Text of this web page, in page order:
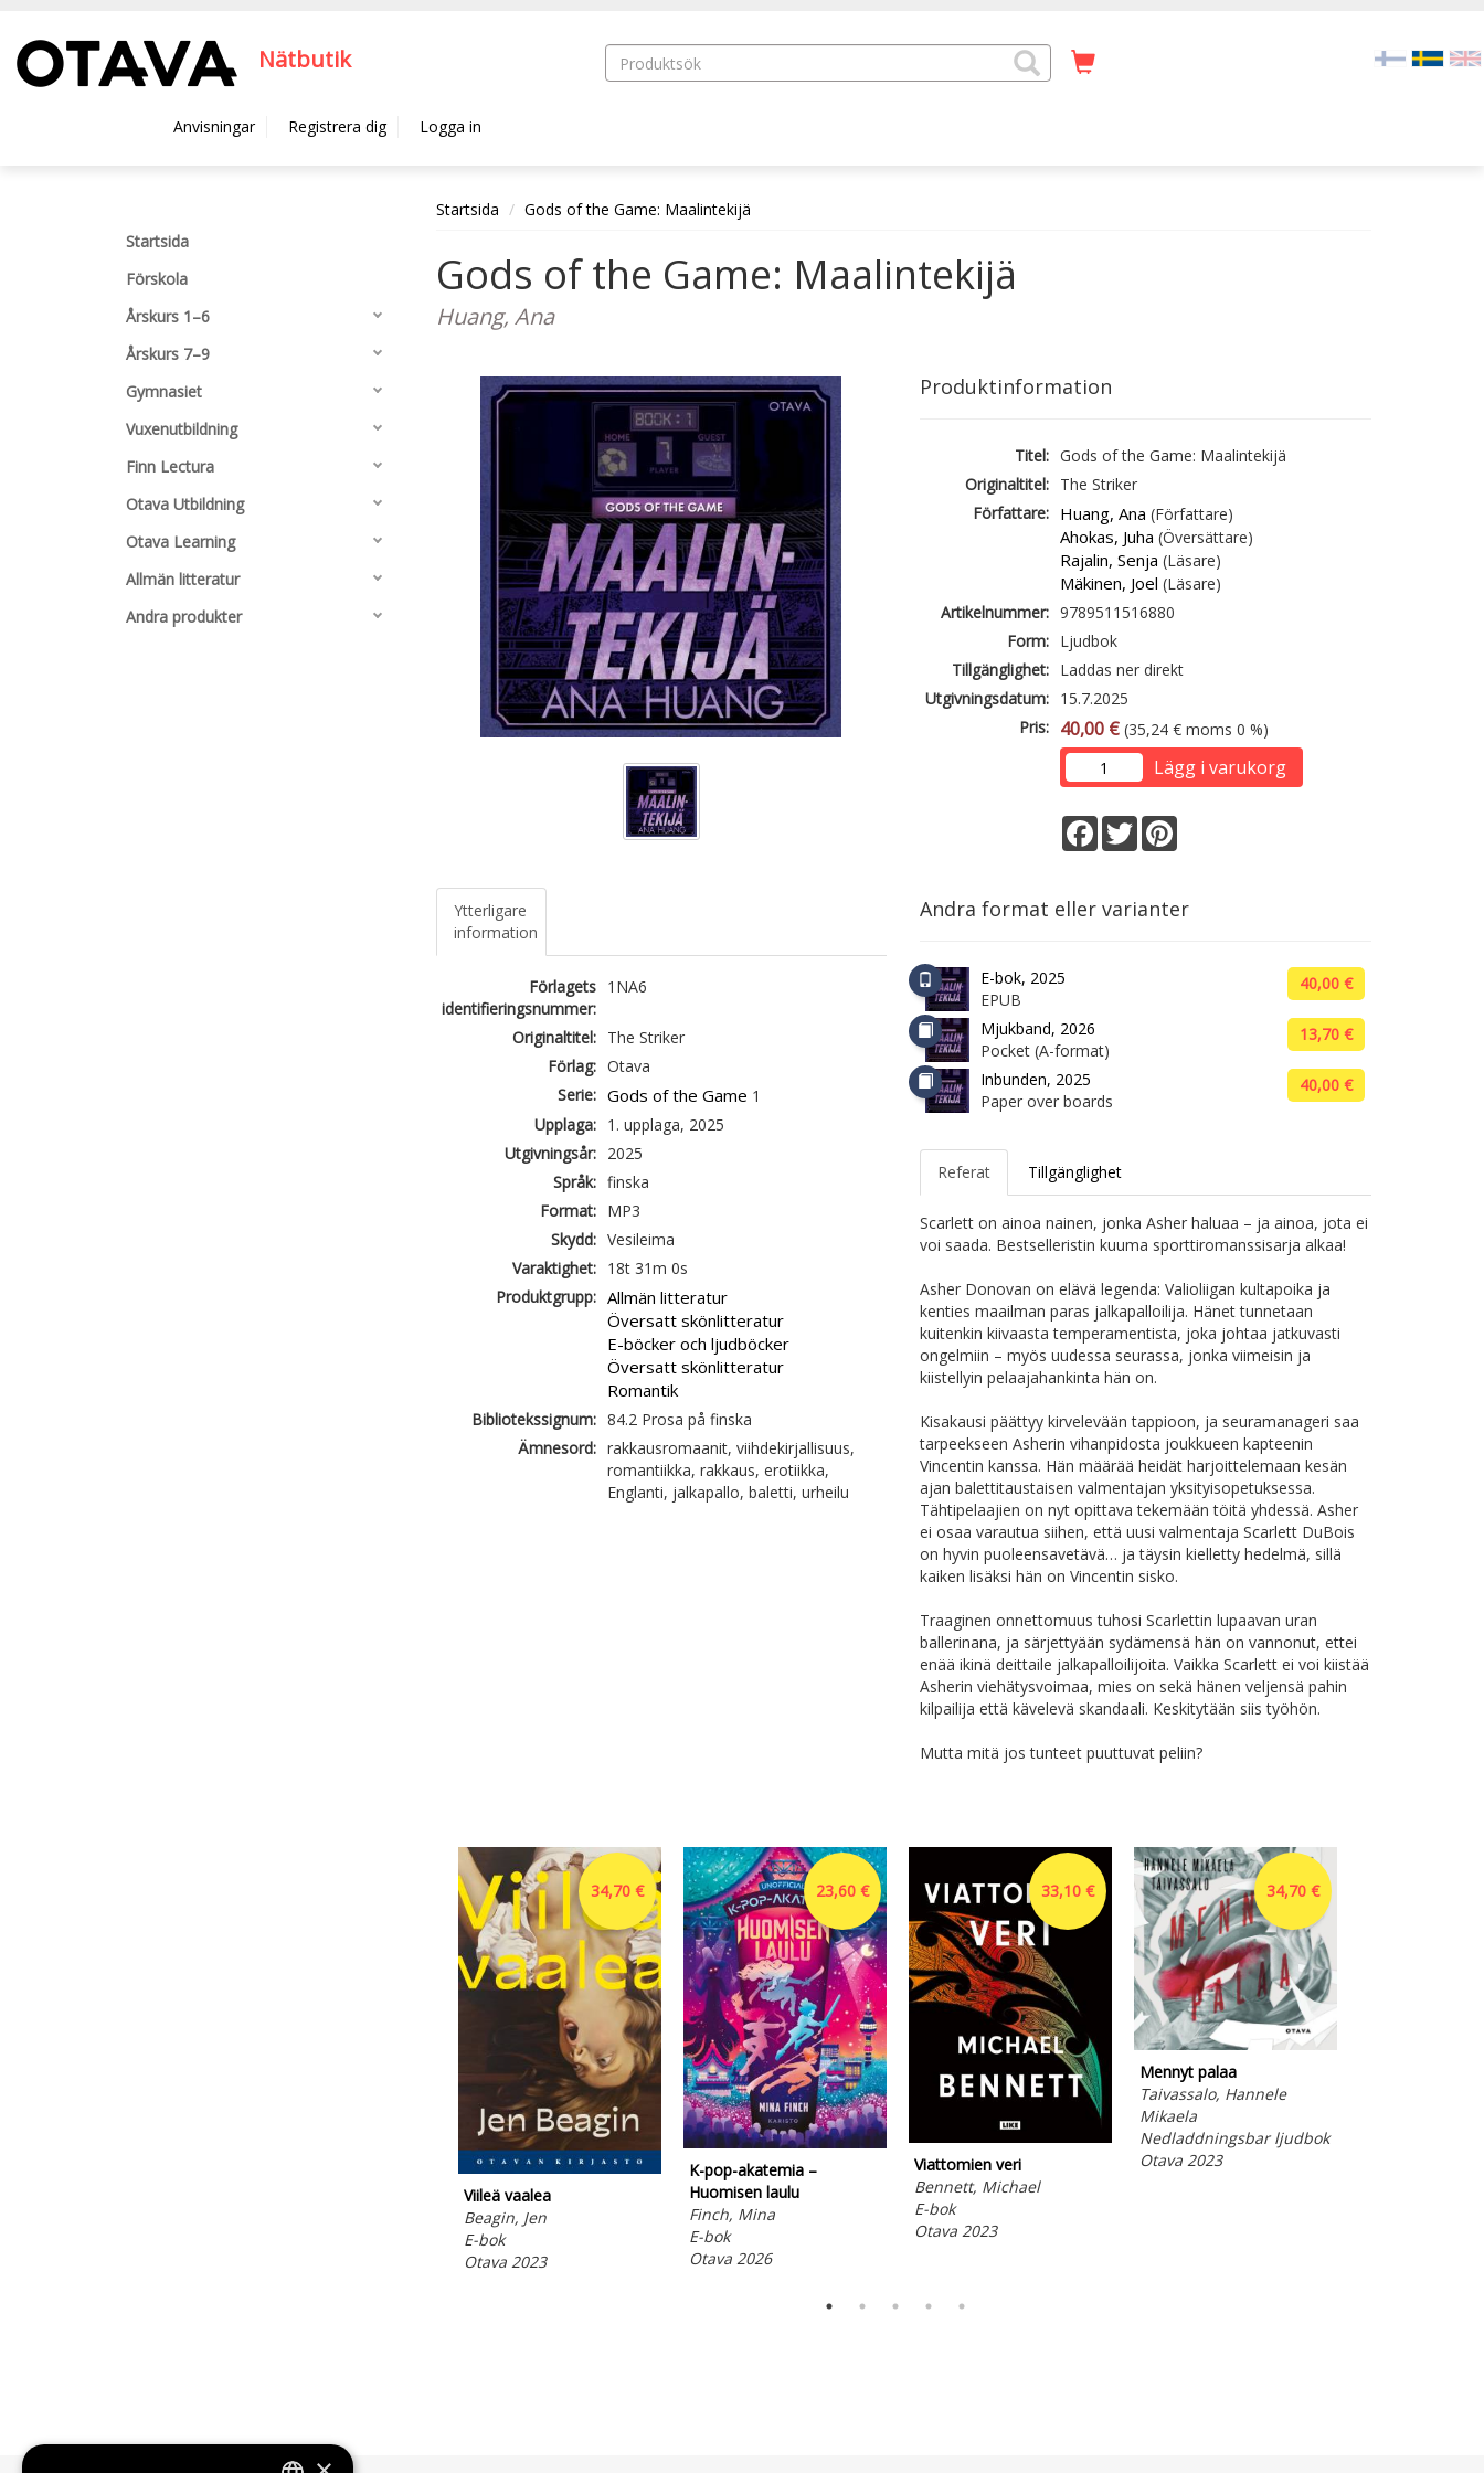
Nätbutik
Anvisningar Registrera dig Logga in
Startsida
Förskola
Årskurs 1–6
Årskurs 7–9
Gymnasiet
Vuxenutbildning
Finn Lectura
Otava Utbildning
Otava Learning
Allmän litteratur
Andra produkter
Startsida Gods of the Game: Maalintekijä
Gods of the Game: Maalintekijä
Huang, Ana
Produktinformation
Titel: Gods of the Game: Maalintekijä
Originaltitel: The Striker
Författare: Huang, Ana (Författare)
Ahokas, Juha (Översättare)
Rajalin, Senja (Läsare)
Mäkinen, Joel (Läsare)
Artikelnummer: 9789511516880
Form: Ljudbok
Tillgänglighet: Laddas ner direkt
Utgivningsdatum: 15.7.2025
Pris: 40,00 € (35,24 € moms 0 %)
Lägg i varukorg
Facebook
Twitter
Ytterligare
information
Förlagets
identifieringsnummer:
1NA6
Originaltitel:
The Striker
Förlag: Otava
Serie: Gods of the Game 1
Upplaga:
1. upplaga, 2025
Utgivningsår:
2025
Språk: finska
Format:
MP3
Skydd: Vesileima
Varaktighet:
18t 31m 0s
Produktgrupp: Allmän litteratur
Översatt skönlitteratur
E-böcker och ljudböcker
Översatt skönlitteratur
Romantik
Bibliotekssignum: 84.2 Prosa på finska
Ämnesord: rakkausromaanit, viihdekirjallisuus,
romantiikka, rakkaus, erotiikka,
Englanti, jalkapallo, baletti, urheilu
Andra format eller varianter
E-bok, 2025
EPUB
40,00 €
Mjukband, 2026
Pocket (A-format)
13,70 €
Inbunden, 2025
Paper over boards
40,00 €
Referat Tillgänglighet
Scarlett on ainoa nainen, jonka Asher haluaa – ja ainoa, jota ei
voi saada. Bestselleristin kuuma sporttiromanssisarja alkaa!
Asher Donovan on elävä legenda: Valioliigan kultapoika ja
kenties maailman paras jalkapalloilija. Hänet tunnetaan
kuitenkin kiivaasta temperamentista, joka johtaa jatkuvasti
ongelmiin – myös uudessa seurassa, jonka viimeisin ja
kiistellyin pelaajahankinta hän on.
Kisakausi päättyy kirvelevään tappioon, ja seuramanageri saa
tarpeekseen Asherin vihanpidosta joukkueen kapteenin
Vincentin kanssa. Hän määrää heidät harjoittelemaan kesän
ajan balettitaustaisen valmentajan yksityisopetuksessa.
Tähtipelaajien on nyt opittava tekemään töitä yhdessä. Asher
ei osaa varautua siihen, että uusi valmentaja Scarlett DuBois
on hyvin puoleensavetävä… ja täysin kielletty hedelmä, sillä
kaiken lisäksi hän on Vincentin sisko.
Traaginen onnettomuus tuhosi Scarlettin lupaavan uran
ballerinana, ja särjettyään sydämensä hän on vannonut, ettei
enää ikinä deittaile jalkapalloilijoita. Vaikka Scarlett ei voi kiistää
Asherin viehätysvoimaa, mies on sekä hänen veljensä pahin
kilpailija että kävelevä skandaali. Keskitytään siis työhön.
Mutta mitä jos tunteet puuttuvat peliin?
34,70 €
Viileä vaalea
Beagin, Jen
E-bok
Otava 2023
23,60 €
K-pop-akatemia –
Huomisen laulu
Finch, Mina
E-bok
Otava 2026
33,10 €
Viattomien veri
Bennett, Michael
E-bok
Otava 2023
34,70 €
Mennyt palaa
Taivassalo, Hannele
Mikaela
Nedladdningsbar ljudbok
Otava 2023